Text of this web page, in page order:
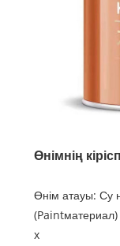
Өнімнің
Өнім атауы: Су
(Paintматериал)
x